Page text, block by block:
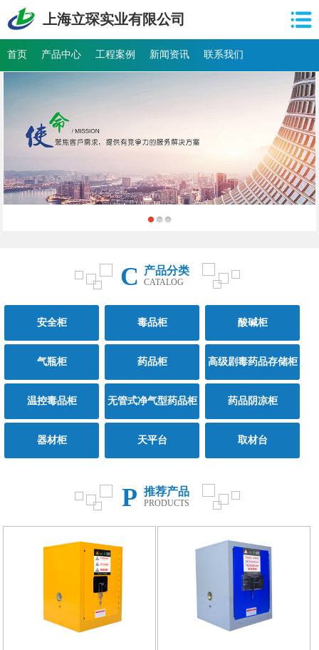
上海立琛实业有限公司
首页 产品中心 工程案例 新闻资讯 联系我们
C 产品分类
CATALOG
安全柜 毒品柜 酸碱柜
气瓶柜 药品柜 高级剧毒药品存储柜
温控毒品柜 无管式净气型药品柜 药品阴凉柜
器材柜 天平台 取材台
P 推荐产品
PRODUCTS